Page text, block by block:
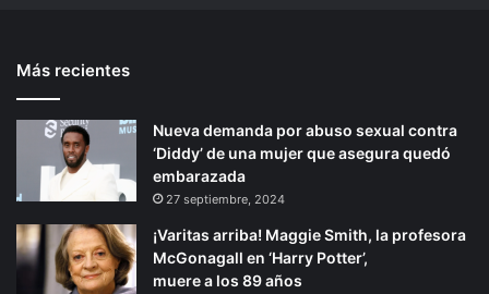
Más recientes
Nueva demanda por abuso sexual contra
‘Diddy’ de una mujer que asegura quedó
embarazada
27 septiembre, 2024
¡Varitas arriba! Maggie Smith, la profesora
McGonagall en ‘Harry Potter’,
muere a los 89 años